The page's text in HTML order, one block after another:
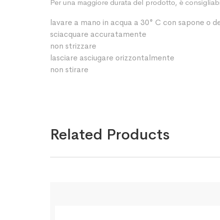
Per una maggiore durata del prodotto, è
lavare a mano in acqua a 30° C con sapone o
sciacquare accuratamente
non strizzare
lasciare asciugare orizzontalmente
non stirare
Related Products